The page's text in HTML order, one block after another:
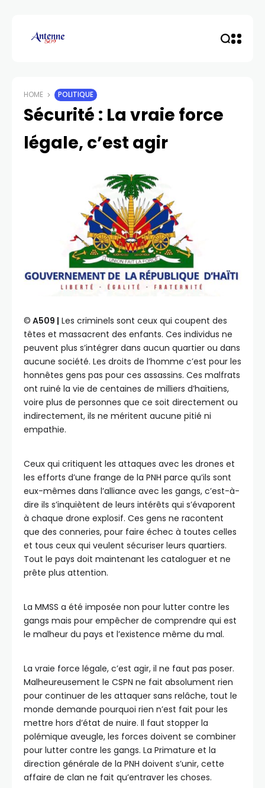
HOME POLITIQUE
Sécurité : La vraie force
légale, c’est agir
©️ A509 | Les criminels sont ceux qui coupent des
têtes et massacrent des enfants. Ces individus ne
peuvent plus s’intégrer dans aucun quartier ou dans
aucune société. Les droits de l’homme c’est pour les
honnêtes gens pas pour ces assassins. Ces malfrats
ont ruiné la vie de centaines de milliers d’haïtiens,
voire plus de personnes que ce soit directement ou
indirectement, ils ne méritent aucune pitié ni
empathie.
Ceux qui critiquent les attaques avec les drones et
les efforts d’une frange de la PNH parce qu’ils sont
eux-mêmes dans l’alliance avec les gangs, c’est-à-
dire ils s’inquiètent de leurs intérêts qui s’évaporent
à chaque drone explosif. Ces gens ne racontent
que des conneries, pour faire échec à toutes celles
et tous ceux qui veulent sécuriser leurs quartiers.
Tout le pays doit maintenant les cataloguer et ne
prête plus attention.
La MMSS a été imposée non pour lutter contre les
gangs mais pour empêcher de comprendre qui est
le malheur du pays et l’existence même du mal.
La vraie force légale, c’est agir, il ne faut pas poser.
Malheureusement le CSPN ne fait absolument rien
pour continuer de les attaquer sans relâche, tout le
monde demande pourquoi rien n’est fait pour les
mettre hors d’état de nuire. Il faut stopper la
polémique aveugle, les forces doivent se combiner
pour lutter contre les gangs. La Primature et la
direction générale de la PNH doivent s’unir, cette
affaire de clan ne fait qu’entraver les choses.